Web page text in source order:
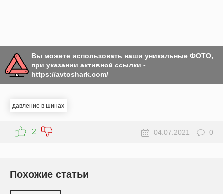
Вы можете использовать наши уникальные ФОТО,
при указании активной ссылки -
https://avtoshark.com/
давление в шинах
2 04.07.2021 0
Похожие статьи